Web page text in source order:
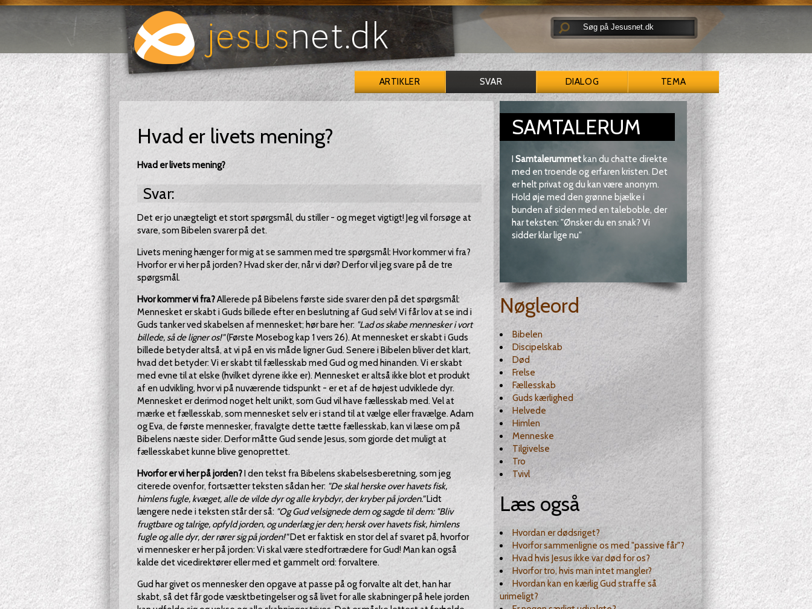
ARTIKLER SVAR DIALOG TEMA
Hvad er livets mening?
Hvad er livets mening?
Svar:
Det er jo unægteligt et stort spørgsmål, du stiller - og meget vigtigt! Jeg vil forsøge at
svare, som Bibelen svarer på det.
Livets mening hænger for mig at se sammen med tre spørgsmål: Hvor kommer vi fra?
Hvorfor er vi her på jorden? Hvad sker der, når vi dør? Derfor vil jeg svare på de tre
spørgsmål.
Hvor kommer vi fra?Allerede på Bibelens første side svarer den på det spørgsmål:
Mennesket er skabt i Guds billede efter en beslutning af Gud selv! Vi får lov at se ind i
Guds tanker ved skabelsen af mennesket; hør bare her:"Lad os skabe mennesker i vort
billede, så de ligner os!"(Første Mosebog kap 1 vers 26). At mennesket er skabt i Guds
billede betyder altså, at vi på en vis måde ligner Gud. Senere i Bibelen bliver det klart,
hvad det betyder: Vi er skabt til fællesskab med Gud og med hinanden. Vi er skabt
med evne til at elske (hvilket dyrene ikke er). Mennesket er altså ikke blot et produkt
af en udvikling, hvor vi på nuværende tidspunkt - er et af de højest udviklede dyr.
Mennesket er derimod noget helt unikt, som Gud vil have fællesskab med. Vel at
mærke et fællesskab, som mennesket selv er i stand til at vælge eller fravælge. Adam
og Eva, de første mennesker, fravalgte dette tætte fællesskab, kan vi læse om på
Bibelens næste sider. Derfor måtte Gud sende Jesus, som gjorde det muligt at
fællesskabet kunne blive genoprettet.
Hvorfor er vi her på jorden?I den tekst fra Bibelens skabelsesberetning, som jeg
citerede ovenfor, fortsætter teksten sådan her: "De skal herske over havets fisk,
himlens fugle, kvæget, alle de vilde dyr og alle krybdyr, der kryber på jorden."Lidt
længere nede i teksten står der så: "Og Gud velsignede dem og sagde til dem: "Bliv
frugtbare og talrige, opfyld jorden, og underlæg jer den; hersk over havets fisk, himlens
fugle og alle dyr, der rører sig på jorden!"Det er faktisk en stor del af svaret på, hvorfor
vi mennesker er her på jorden: Vi skal være stedfortrædere for Gud! Man kan også
kalde det vicedirektører eller med et gammelt ord: forvaltere.
Gud har givet os mennesker den opgave at passe på og forvalte alt det, han har
skabt, så det får gode væsktbetingelser og så livet for alle skabninger på hele jorden
SAMTALERUM
I Samtalerummetkan du chatte direkte
med en troende og erfaren kristen. Det
er helt privat og du kan være anonym.
Hold øje med den grønne bjælke i
bunden af siden med en taleboble, der
har teksten: "Ønsker du en snak? Vi
sidder klar lige nu"
Nøgleord
Bibelen
Discipelskab
Død
Frelse
Fællesskab
Guds kærlighed
Helvede
Himlen
Menneske
Tilgivelse
Tro
Tvivl
Læs også
Hvordan er dødsriget?
Hvorfor sammenligne os med "passive får"?
Hvad hvis Jesus ikke var død for os?
Hvorfor tro, hvis man intet mangler?
Hvordan kan en kærlig Gud straffe så
urimeligt?